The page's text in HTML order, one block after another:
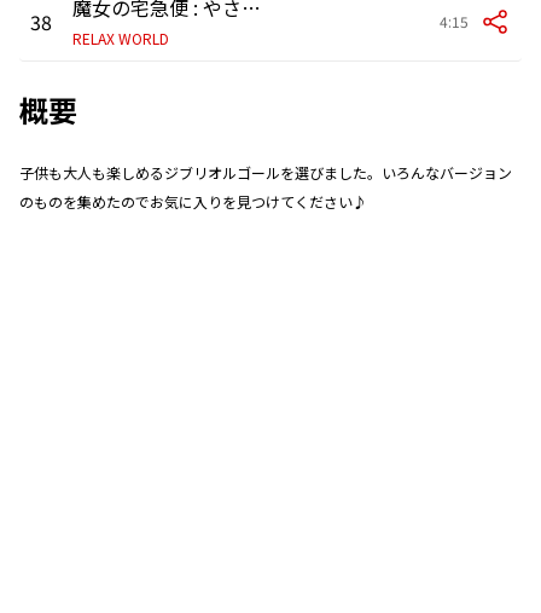
38 魔女の宅急便 : やさしさに包まれたなら
RELAX WORLD
4:15
概要
子供も大人も楽しめるジブリオルゴールを選びました。いろんなバージョン
のものを集めたのでお気に入りを見つけてください♪